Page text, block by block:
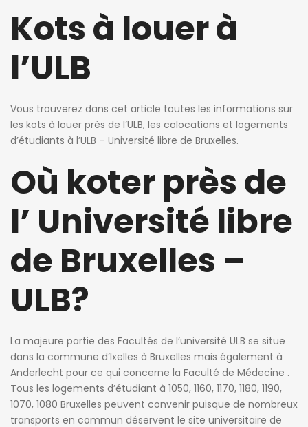
Kots à louer à
l’ULB
Vous trouverez dans cet article toutes les informations sur
les kots à louer près de l’ULB, les colocations et logements
d’étudiants à l’ULB – Université libre de Bruxelles.
Où koter près de
l’ Université libre
de Bruxelles –
ULB?
La majeure partie des Facultés de l’université ULB se situe
dans la commune d’Ixelles à Bruxelles mais également à
Anderlecht pour ce qui concerne la Faculté de Médecine .
Tous les logements d’étudiant à 1050, 1160, 1170, 1180, 1190,
1070, 1080 Bruxelles peuvent convenir puisque de nombreux
transports en commun déservent le site universitaire de
de Ghellinck
ago
Chambre chez l’habitant
Killian Sdao
1 jour ago
Studios meublés à louer – Résidence Ustel – Boulevard Poincaré, 76 – Anderlecht – à partir de 720 € charges incluses
720€
patricia
470€